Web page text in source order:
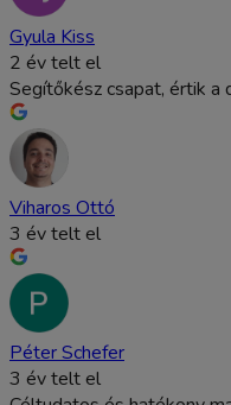
Gyula Kiss
2 év telt el
Segítőkész csapat, értik a
Viharos Ottó
3 év telt el
Péter Schefer
3 év telt el